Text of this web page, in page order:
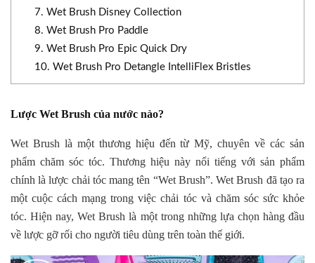
7. Wet Brush Disney Collection
8. Wet Brush Pro Paddle
9. Wet Brush Pro Epic Quick Dry
10. Wet Brush Pro Detangle IntelliFlex Bristles
Lược Wet Brush của nước nào?
Wet Brush là một thương hiệu đến từ Mỹ, chuyên về các sản
phẩm chăm sóc tóc. Thương hiệu này nổi tiếng với sản phẩm
chính là lược chải tóc mang tên “Wet Brush”. Wet Brush đã tạo ra
một cuộc cách mạng trong việc chải tóc và chăm sóc sức khỏe
tóc. Hiện nay, Wet Brush là một trong những lựa chọn hàng đầu
về lược gỡ rối cho người tiêu dùng trên toàn thế giới.